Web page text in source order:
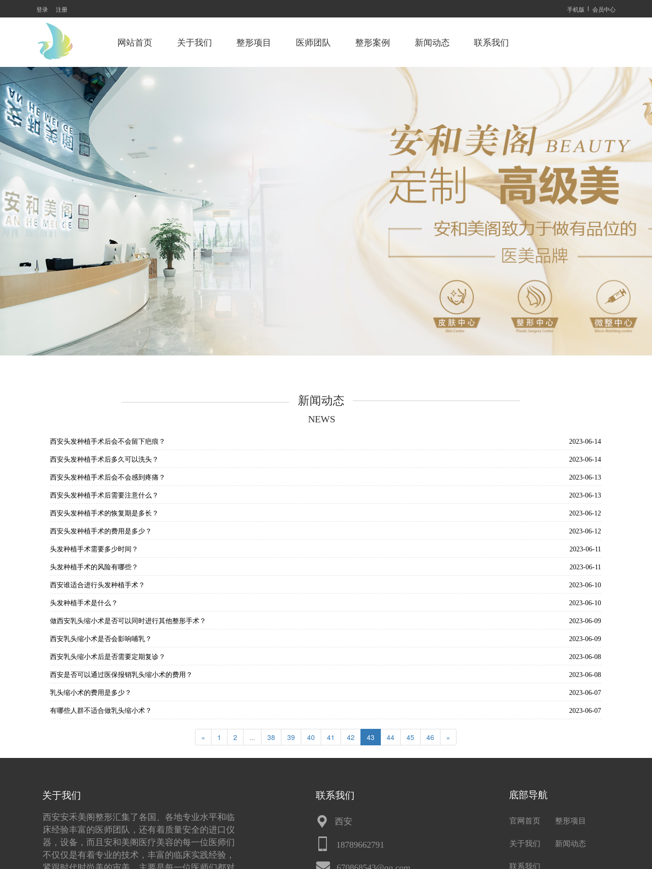
登录 注册 手机版 会员中心
网站首页 关于我们 整形项目 医师团队 整形案例 新闻动态 联系我们
新闻动态
NEWS
西安头发种植手术后会不会留下疤痕？ 2023-06-14
西安头发种植手术后多久可以洗头？ 2023-06-14
西安头发种植手术后会不会感到疼痛？ 2023-06-13
西安头发种植手术后需要注意什么？ 2023-06-13
西安头发种植手术的恢复期是多长？ 2023-06-12
西安头发种植手术的费用是多少？ 2023-06-12
头发种植手术需要多少时间？ 2023-06-11
头发种植手术的风险有哪些？ 2023-06-11
西安谁适合进行头发种植手术？ 2023-06-10
头发种植手术是什么？ 2023-06-10
做西安乳头缩小术是否可以同时进行其他整形手术？ 2023-06-09
西安乳头缩小术是否会影响哺乳？ 2023-06-09
西安乳头缩小术后是否需要定期复诊？ 2023-06-08
西安是否可以通过医保报销乳头缩小术的费用？ 2023-06-08
乳头缩小术的费用是多少？ 2023-06-07
有哪些人群不适合做乳头缩小术？ 2023-06-07
« 1 2 ... 38 39 40 41 42 43 44 45 46 »
关于我们
西安安禾美阁整形汇集了各国、各地专业水平和临
床经验丰富的医师团队，还有着质量安全的进口仪
器，设备，而且安和美阁医疗美容的每一位医师们
不仅仅是有着专业的技术，丰富的临床实践经验，
联系我们
西安
18789662791
底部导航
官网首页 整形项目
关于我们 新闻动态
联系我们